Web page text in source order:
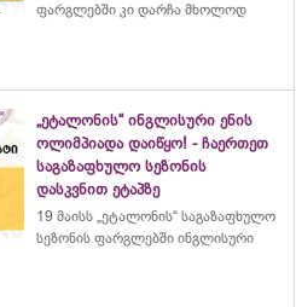
ფარგლებში კი დარჩა მხოლოდ
„ეტალონის“ ინგლისური ენის
ოლიმპიადა დაიწყო! - ჩაერთეთ
საგაზაფხულო სეზონის
დასკვნით ეტაპზე
19 მაისს „ეტალონის“ საგაზაფხულო
სეზონის ფარგლებში ინგლისური